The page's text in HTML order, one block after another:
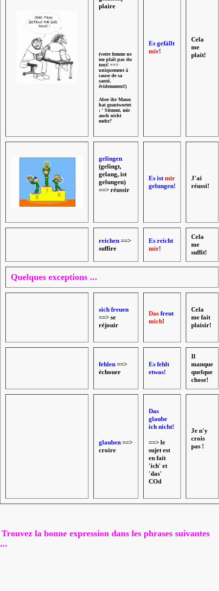
plaire
(votre femme ne
me plaît pas du
tout! ==>
uniquement à
cause de sa
santé,
évidemment!)
Aber ihr Mann
hat geantwortet
: ' Stimmt, mir
auch nicht
mehr!'
Es gefällt
mir!
Cela
me
plait!
gelingen
(gelingt,
gelang, ist
gelungen)
==> réussir
Es ist mir
gelungen!
J'ai
réussi!
reichen ==>
suffire
Es reicht
mir!
Cela
me
suffit!
Quelques exceptions ...
sich freuen
==> se
réjouir
Das freut
mich!
Cela
me fait
plaisir!
fehlen ==>
échouer
Es fehlt
etwas!
Il
manque
quelque
chose!
glauben ==>
croire
Das
glaube
ich nicht!
==> le
sujet est
en fait
'ich' et
'das'
COd
Je n'y
crois
pas !
Trouvez la bonne expression dans les phrases suivantes
...